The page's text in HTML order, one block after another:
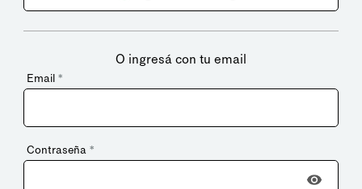
O ingresá con tu email
Email *
Contraseña *